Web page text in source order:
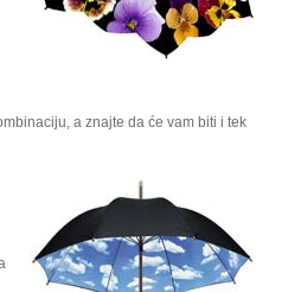
a znajte da će vam biti i tek